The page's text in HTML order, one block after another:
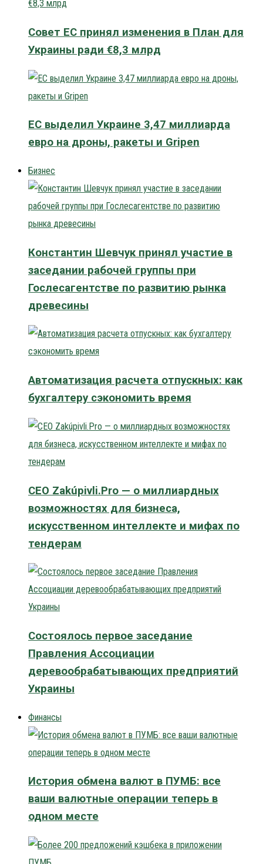
Совет ЕС принял изменения в План для
Украины ради €8,3 млрд
ЕС выделил Украине 3,47 миллиарда
евро на дроны, ракеты и Gripen
Бизнес
Константин Шевчук принял участие в
заседании рабочей группы при
Гослесагентстве по развитию рынка
древесины
Автоматизация расчета отпускных: как
бухгалтеру сэкономить время
CEO Zakúpivli.Pro — о миллиардных
возможностях для бизнеса,
искусственном интеллекте и мифах по
тендерам
Состоялось первое заседание
Правления Ассоциации
деревообрабатывающих предприятий
Украины
Финансы
История обмена валют в ПУМБ: все
ваши валютные операции теперь в
одном месте